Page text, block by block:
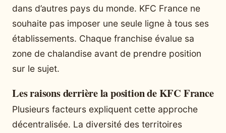
dans d’autres pays du monde. KFC France ne
souhaite pas imposer une seule ligne à tous ses
établissements. Chaque franchise évalue sa
zone de chalandise avant de prendre position
sur le sujet.
Les raisons derrière la position de KFC France
Plusieurs facteurs expliquent cette approche
décentralisée. La diversité des territoires